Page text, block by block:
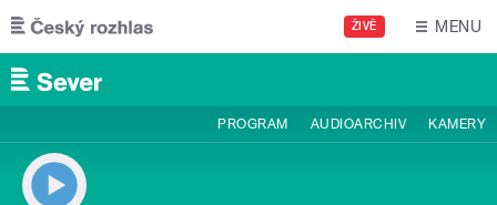
Přejít k hlavnímu obsahu
ŽIVĚ MENU
PROGRAM AUDIOARCHIV KAMERY